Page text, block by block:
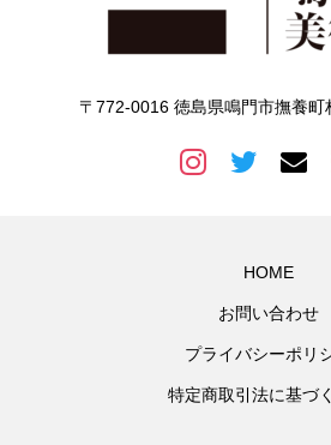
〒772-0016 徳島県鳴門市撫養町
HOME
お問い合わせ
プライバシーポリ
特定商取引法に基づ